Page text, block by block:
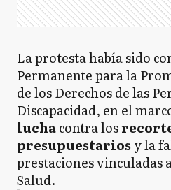
La protesta había sido
Permanente para la
de los Derechos de las
Discapacidad, en el
luchacontra los
presupuestarios y la
prestaciones vinculadas
Salud.